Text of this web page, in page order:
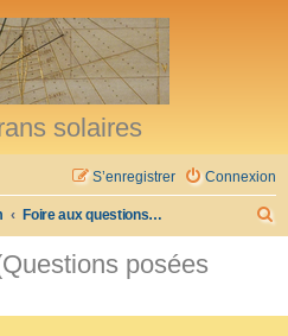
solaires
Connexion
S’enregistrer
Foire aux questions (Questions posées fréquemment)
posées